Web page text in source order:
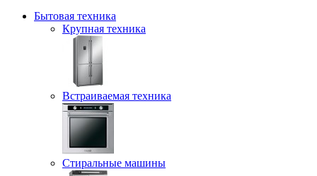
Бытовая техника
Крупная техника
Встраиваемая техника
Стиральные машины